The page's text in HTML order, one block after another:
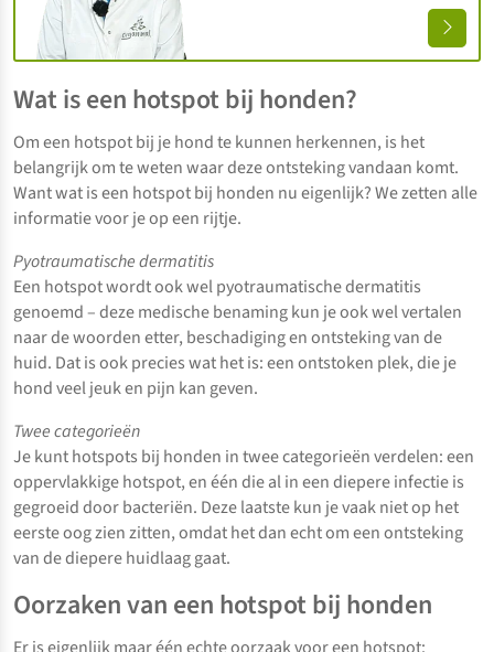
Wat is een hotspot bij honden?
Om een hotspot bij je hond te kunnen herkennen, is het
belangrijk om te weten waar deze ontsteking vandaan komt.
Want wat is een hotspot bij honden nu eigenlijk? We zetten alle
informatie voor je op een rijtje.
Pyotraumatische dermatitis
Een hotspot wordt ook wel pyotraumatische dermatitis
genoemd – deze medische benaming kun je ook wel vertalen
naar de woorden etter, beschadiging en ontsteking van de
huid. Dat is ook precies wat het is: een ontstoken plek, die je
hond veel jeuk en pijn kan geven.
Twee categorieën
Je kunt hotspots bij honden in twee categorieën verdelen: een
oppervlakkige hotspot, en één die al in een diepere infectie is
gegroeid door bacteriën. Deze laatste kun je vaak niet op het
eerste oog zien zitten, omdat het dan echt om een ontsteking
van de diepere huidlaag gaat.
Oorzaken van een hotspot bij honden